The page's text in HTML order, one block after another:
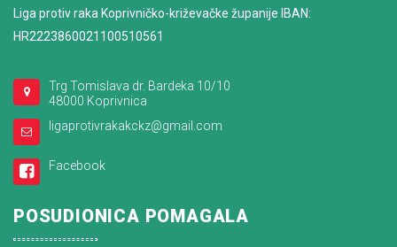
Liga protiv raka Koprivničko-križevačke županije IBAN:
HR2223860021100510561
Trg Tomislava dr. Bardeka 10/10
48000 Koprivnica
ligaprotivrakakckz@gmail.com
Facebook
POSUDIONICA POMAGALA